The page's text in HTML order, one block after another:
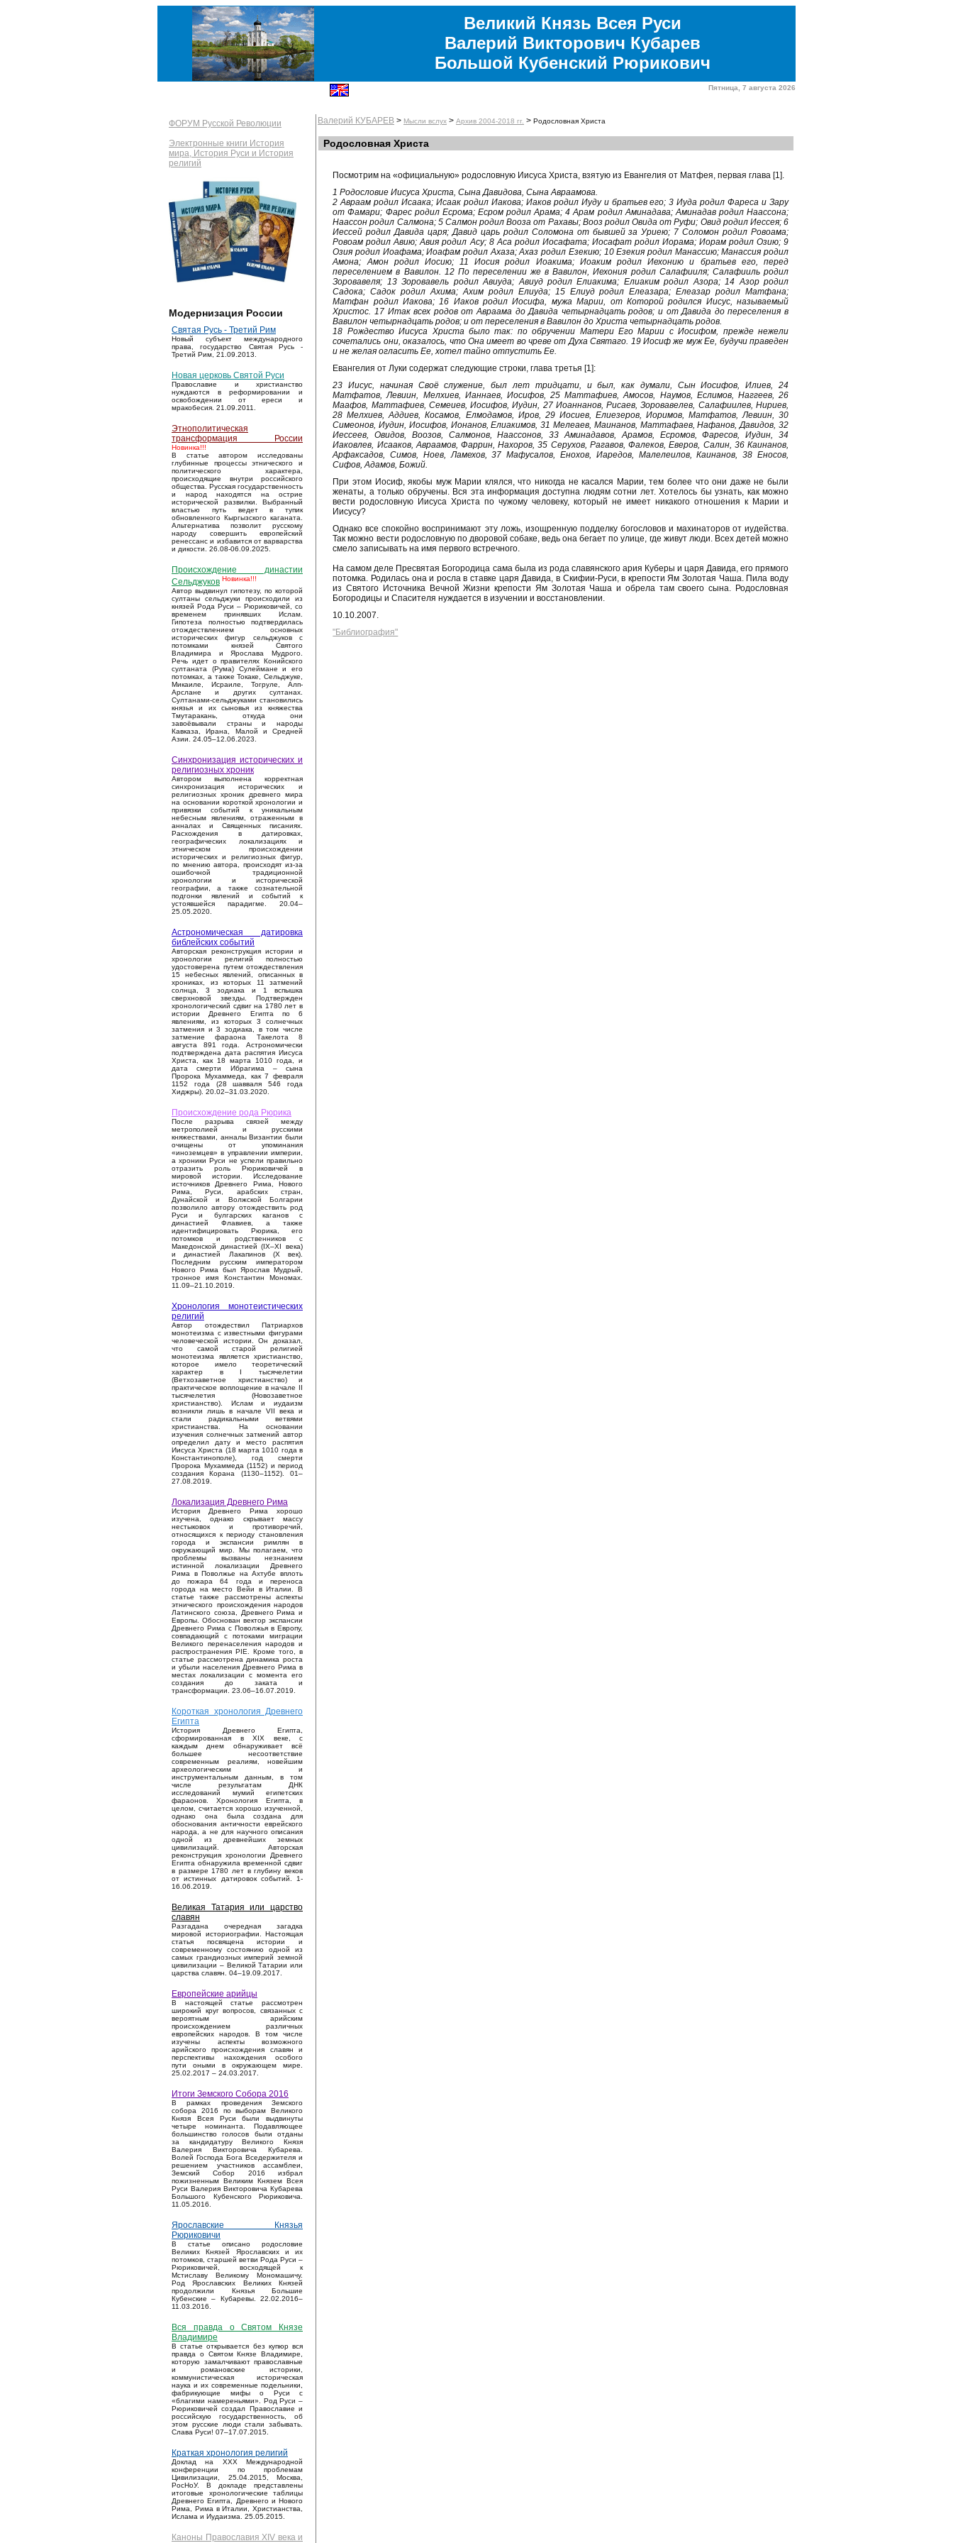
Великий Князь Всея Руси
Валерий Викторович Кубарев
Большой Кубенский Рюрикович
Пятница, 7 августа 2026
ФОРУМ Русской Революции
Электронные книги История
мира, История Руси и История
религий
Модернизация России
Святая Русь - Третий Рим
Новый субъект международного
права, государство Святая Русь -
Третий Рим, 21.09.2013.
Новая церковь Святой Руси
Православие и христианство
нуждаются в реформировании и
освобождении от ереси и
мракобесия. 21.09.2011.
Этнополитическая
трансформация России
Новинка!!!
В статье автором исследованы
глубинные процессы этнического и
политического характера,
происходящие внутри российского
общества. Русская государственность
и народ находятся на острие
исторической развилки. Выбранный
властью путь ведет в тупик
обновленного Кыргызского каганата.
Альтернатива позволит русскому
народу совершить европейский
ренессанс и избавится от варварства
и дикости. 26.08-06.09.2025.
Происхождение династии
Сельджуков Новинка!!!
Автор выдвинул гипотезу, по которой
султаны сельджуки происходили из
князей Рода Руси – Рюриковичей, со
временем принявших Ислам.
Гипотеза полностью подтвердилась
отождествлением основных
исторических фигур сельджуков с
потомками князей Святого
Владимира и Ярослава Мудрого.
Речь идет о правителях Конийского
султаната (Рума) Сулеймане и его
потомках, а также Токаке, Сельджуке,
Микаиле, Исраиле, Тогруле, Алп-
Арслане и других султанах.
Султанами-сельджуками становились
князья и их сыновья из княжества
Тмутаракань, откуда они
завоёвывали страны и народы
Кавказа, Ирана, Малой и Средней
Азии. 24.05–12.06.2023.
Синхронизация исторических и
религиозных хроник
Автором выполнена корректная
синхронизация исторических и
религиозных хроник древнего мира
на основании короткой хронологии и
привязки событий к уникальным
небесным явлениям, отраженным в
анналах и Священных писаниях.
Расхождения в датировках,
географических локализациях и
этническом происхождении
исторических и религиозных фигур,
по мнению автора, происходят из-за
ошибочной традиционной
хронологии и исторической
географии, а также сознательной
подгонки явлений и событий к
устоявшейся парадигме. 20.04–
25.05.2020.
Астрономическая датировка
библейских событий
Авторская реконструкция истории и
хронологии религий полностью
удостоверена путем отождествления
15 небесных явлений, описанных в
хрониках, из которых 11 затмений
солнца, 3 зодиака и 1 вспышка
сверхновой звезды. Подтвержден
хронологический сдвиг на 1780 лет в
истории Древнего Египта по 6
явлениям, из которых 3 солнечных
затмения и 3 зодиака, в том числе
затмение фараона Такелота 8
августа 891 года. Астрономически
подтверждена дата распятия Иисуса
Христа, как 18 марта 1010 года, и
дата смерти Ибрагима – сына
Пророка Мухаммеда, как 7 февраля
1152 года (28 шавваля 546 года
Хиджры). 20.02–31.03.2020.
Происхождение рода Рюрика
После разрыва связей между
метрополией и русскими
княжествами, анналы Византии были
очищены от упоминания
«иноземцев» в управлении империи,
а хроники Руси не успели правильно
отразить роль Рюриковичей в
мировой истории. Исследование
источников Древнего Рима, Нового
Рима, Руси, арабских стран,
Дунайской и Волжской Болгарии
позволило автору отождествить род
Руси и булгарских каганов с
династией Флавиев, а также
идентифицировать Рюрика, его
потомков и родственников с
Македонской династией (IX–XI века)
и династией Лакапинов (X век).
Последним русским императором
Нового Рима был Ярослав Мудрый,
тронное имя Константин Мономах.
11.09–21.10.2019.
Хронология монотеистических
религий
Автор отождествил Патриархов
монотеизма с известными фигурами
человеческой истории. Он доказал,
что самой старой религией
монотеизма является христианство,
которое имело теоретический
характер в I тысячелетии
(Ветхозаветное христианство) и
практическое воплощение в начале II
тысячелетия (Новозаветное
христианство). Ислам и иудаизм
возникли лишь в начале VII века и
стали радикальными ветвями
христианства. На основании
изучения солнечных затмений автор
определил дату и место распятия
Иисуса Христа (18 марта 1010 года в
Константинополе), год смерти
Пророка Мухаммеда (1152) и период
создания Корана (1130–1152). 01–
27.08.2019.
Локализация Древнего Рима
История Древнего Рима хорошо
изучена, однако скрывает массу
нестыковок и противоречий,
относящихся к периоду становления
города и экспансии римлян в
окружающий мир. Мы полагаем, что
проблемы вызваны незнанием
истинной локализации Древнего
Рима в Поволжье на Ахтубе вплоть
до пожара 64 года и переноса
города на место Вейи в Италии. В
статье также рассмотрены аспекты
этнического происхождения народов
Латинского союза, Древнего Рима и
Европы. Обоснован вектор экспансии
Древнего Рима с Поволжья в Европу,
совпадающий с потоками миграции
Великого перенаселения народов и
распространения PIE. Кроме того, в
статье рассмотрена динамика роста
и убыли населения Древнего Рима в
местах локализации с момента его
создания до заката и
трансформации. 23.06–16.07.2019.
Короткая хронология Древнего
Египта
История Древнего Египта,
сформированная в XIX веке, с
каждым днем обнаруживает всё
большее несоответствие
современным реалиям, новейшим
археологическим и
инструментальным данным, в том
числе результатам ДНК
исследований мумий египетских
фараонов. Хронология Египта, в
целом, считается хорошо изученной,
однако она была создана для
обоснования античности еврейского
народа, а не для научного описания
одной из древнейших земных
цивилизаций. Авторская
реконструкция хронологии Древнего
Египта обнаружила временной сдвиг
в размере 1780 лет в глубину веков
от истинных датировок событий. 1-
16.06.2019.
Великая Татария или царство
славян
Разгадана очередная загадка
мировой историографии. Настоящая
статья посвящена истории и
современному состоянию одной из
самых грандиозных империй земной
цивилизации – Великой Татарии или
царства славян. 04–19.09.2017.
Европейские арийцы
В настоящей статье рассмотрен
широкий круг вопросов, связанных с
вероятным арийским
происхождением различных
европейских народов. В том числе
изучены аспекты возможного
арийского происхождения славян и
перспективы нахождения особого
пути оными в окружающем мире.
25.02.2017 – 24.03.2017.
Итоги Земского Собора 2016
В рамках проведения Земского
собора 2016 по выборам Великого
Князя Всея Руси были выдвинуты
четыре номинанта. Подавляющее
большинство голосов были отданы
за кандидатуру Великого Князя
Валерия Викторовича Кубарева.
Волей Господа Бога Вседержителя и
решением участников ассамблеи,
Земский Собор 2016 избрал
пожизненным Великим Князем Всея
Руси Валерия Викторовича Кубарева
Большого Кубенского Рюриковича.
11.05.2016.
Ярославские Князья
Рюриковичи
В статье описано родословие
Великих Князей Ярославских и их
потомков, старшей ветви Рода Руси –
Рюриковичей, восходящей к
Мстиславу Великому Мономашичу.
Род Ярославских Великих Князей
продолжили Князья Большие
Кубенские – Кубаревы. 22.02.2016–
11.03.2016.
Вся правда о Святом Князе
Владимире
В статье открывается без купюр вся
правда о Святом Князе Владимире,
которую замалчивают православные
и романовские историки,
коммунистическая историческая
наука и их современные подельники,
фабрикующие мифы о Руси с
«благими намереньями». Род Руси –
Рюриковичей создал Православие и
российскую государственность, об
этом русские люди стали забывать.
Слава Руси! 07–17.07.2015.
Краткая хронология религий
Доклад на XXX Международной
конференции по проблемам
Цивилизации, 25.04.2015, Москва,
РосНоУ. В докладе представлены
итоговые хронологические таблицы
Древнего Египта, Древнего и Нового
Рима, Рима в Италии, Христианства,
Ислама и Иудаизма. 25.05.2015.
Каноны Православия XIV века и
Валерий КУБАРЕВ > Мысли вслух > Архив 2004-2018 гг. > Родословная Христа
Родословная Христа
Посмотрим на «официальную» родословную Иисуса Христа, взятую из Евангелия от Матфея, первая глава [1].
1 Родословие Иисуса Христа, Сына Давидова, Сына Авраамова.
2 Авраам родил Исаака; Исаак родил Иакова; Иаков родил Иуду и братьев его; 3 Иуда родил Фареса и Зару
от Фамари; Фарес родил Есрома; Есром родил Арама; 4 Арам родил Аминадава; Аминадав родил Наассона;
Наассон родил Салмона; 5 Салмон родил Вооза от Рахавы; Вооз родил Овида от Руфи; Овид родил Иессея; 6
Иессей родил Давида царя; Давид царь родил Соломона от бывшей за Уриею; 7 Соломон родил Ровоама;
Ровоам родил Авию; Авия родил Асу; 8 Аса родил Иосафата; Иосафат родил Иорама; Иорам родил Озию; 9
Озия родил Иоафама; Иоафам родил Ахаза; Ахаз родил Езекию; 10 Езекия родил Манассию; Манассия родил
Амона; Амон родил Иосию; 11 Иосия родил Иоакима; Иоаким родил Иехонию и братьев его, перед
переселением в Вавилон. 12 По переселении же в Вавилон, Иехония родил Салафииля; Салафииль родил
Зоровавеля; 13 Зоровавель родил Авиуда; Авиуд родил Елиакима; Елиаким родил Азора; 14 Азор родил
Садока; Садок родил Ахима; Ахим родил Елиуда; 15 Елиуд родил Елеазара; Елеазар родил Матфана;
Матфан родил Иакова; 16 Иаков родил Иосифа, мужа Марии, от Которой родился Иисус, называемый
Христос. 17 Итак всех родов от Авраама до Давида четырнадцать родов; и от Давида до переселения в
Вавилон четырнадцать родов; и от переселения в Вавилон до Христа четырнадцать родов.
18 Рождество Иисуса Христа было так: по обручении Матери Его Марии с Иосифом, прежде нежели
сочетались они, оказалось, что Она имеет во чреве от Духа Святаго. 19 Иосиф же муж Ее, будучи праведен
и не желая огласить Ее, хотел тайно отпустить Ее.
Евангелия от Луки содержат следующие строки, глава третья [1]:
23 Иисус, начиная Своё служение, был лет тридцати, и был, как думали, Сын Иосифов, Илиев, 24
Матфатов, Левиин, Мелхиев, Ианнаев, Иосифов, 25 Маттафиев, Амосов, Наумов, Еслимов, Наггеев, 26
Маафов, Маттафиев, Семеиев, Иосифов, Иудин, 27 Иоаннанов, Рисаев, Зоровавелев, Салафиилев, Нириев,
28 Мелхиев, Аддиев, Косамов, Елмодамов, Иров, 29 Иосиев, Елиезеров, Иоримов, Матфатов, Левиин, 30
Симеонов, Иудин, Иосифов, Ионанов, Елиакимов, 31 Мелеаев, Маинанов, Маттафаев, Нафанов, Давидов, 32
Иессеев, Овидов, Воозов, Салмонов, Наассонов, 33 Аминадавов, Арамов, Есромов, Фаресов, Иудин, 34
Иаковлев, Исааков, Авраамов, Фаррин, Нахоров, 35 Серухов, Рагавов, Фалеков, Еверов, Салин, 36 Каинанов,
Арфаксадов, Симов, Ноев, Ламехов, 37 Мафусалов, Енохов, Иаредов, Малелеилов, Каинанов, 38 Еносов,
Сифов, Адамов, Божий.
При этом Иосиф, якобы муж Марии клялся, что никогда не касался Марии, тем более что они даже не были
женаты, а только обручены. Вся эта информация доступна людям сотни лет. Хотелось бы узнать, как можно
вести родословную Иисуса Христа по чужому человеку, который не имеет никакого отношения к Марии и
Иисусу?
Однако все спокойно воспринимают эту ложь, изощренную подделку богословов и махинаторов от иудейства.
Так можно вести родословную по дворовой собаке, ведь она бегает по улице, где живут люди. Всех детей можно
смело записывать на имя первого встречного.
На самом деле Пресвятая Богородица сама была из рода славянского ария Куберы и царя Давида, его прямого
потомка. Родилась она и росла в ставке царя Давида, в Скифии-Руси, в крепости Ям Золотая Чаша. Пила воду
из Святого Источника Вечной Жизни крепости Ям Золотая Чаша и обрела там своего сына. Родословная
Богородицы и Спасителя нуждается в изучении и восстановлении.
10.10.2007.
"Библиография"